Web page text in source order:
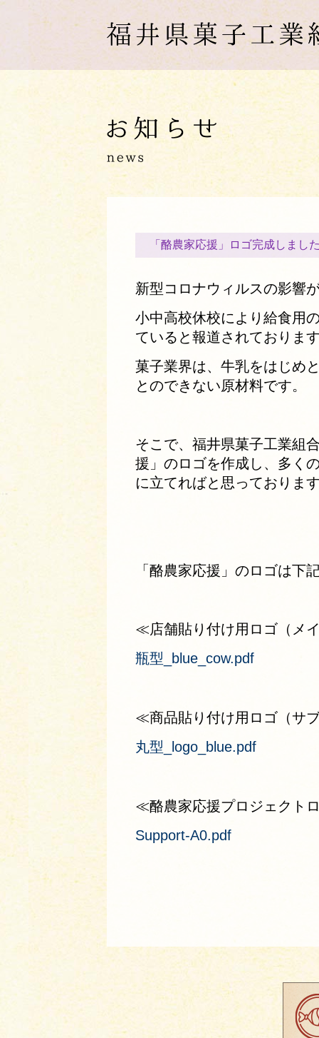
「酪農家応援」ロゴ完成しまし
新型コロナウィルスの影響
小中高校休校により給食用
ていると報道されておりま
菓子業界は、牛乳をはじめ
とのできない原材料です。
そこで、福井県菓子工業組
援」のロゴを作成し、多く
に立てればと思っておりま
「酪農家応援」のロゴは下
≪店舗貼り付け用ロゴ（メ
瓶型_blue_cow.pdf
≪商品貼り付け用ロゴ（サ
丸型_logo_blue.pdf
≪酪農家応援プロジェクト
Support-A0.pdf